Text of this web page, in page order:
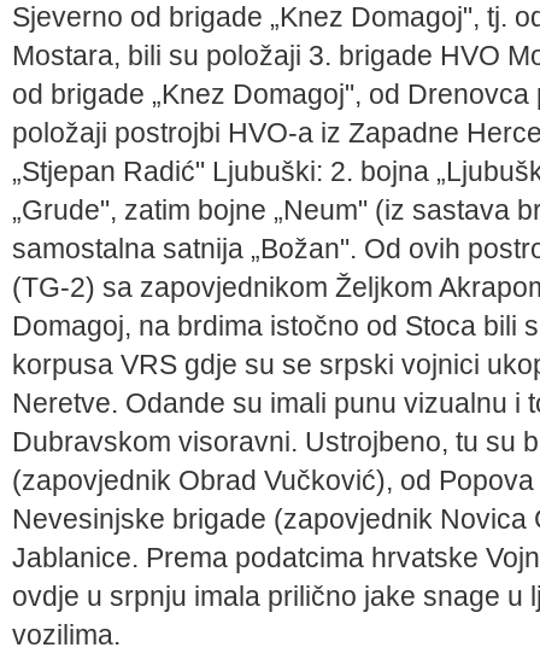
Sjeverno od brigade „Knez Domagoj", tj.
Mostara, bili su položaji 3. brigade HVO
od brigade „Knez Domagoj", od
položaji postrojbi HVO-a iz Zapadne
„Stjepan Radić" Ljubuški: 2. bojna
„Grude", zatim bojne „Neum" (iz sastava
samostalna satnija „Božan". Od ovih
(TG-2) sa zapovjednikom Željkom
Domagoj, na brdima istočno od Stoca bili
korpusa VRS gdje su se srpski vojnici
Neretve. Odande su imali punu vizualnu i
Dubravskom visoravni. Ustrojbeno, tu su
(zapovjednik Obrad Vučković), od
Nevesinjske brigade (zapovjednik Novica
Jablanice. Prema podatcima hrvatske
ovdje u srpnju imala prilično jake snage u
vozilima.